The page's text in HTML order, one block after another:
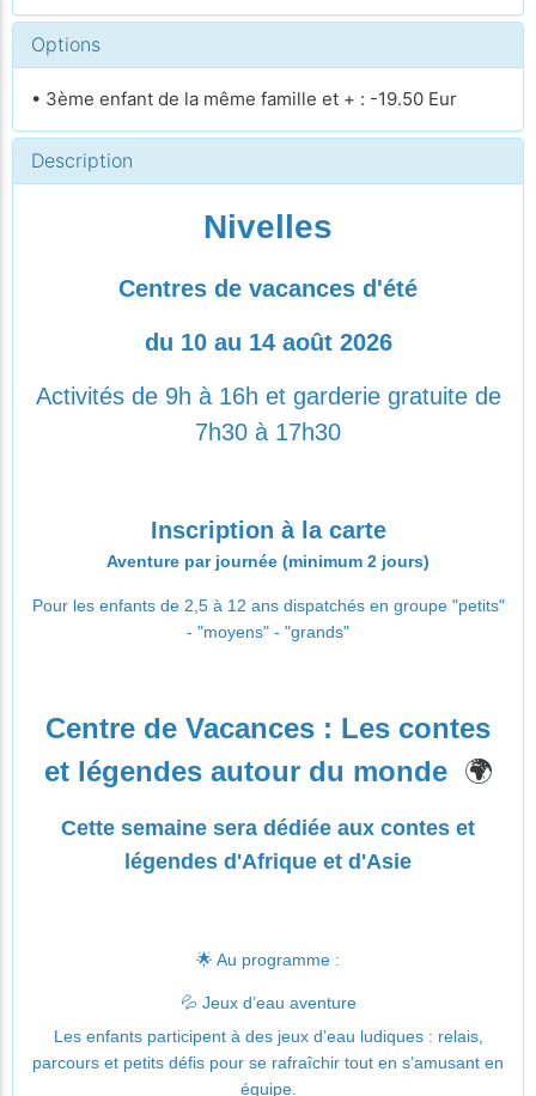
Options
• 3ème enfant de la même famille et + : -19.50 Eur
Description
Nivelles
Centres de vacances d'été
du 10 au 14 août 2026
Activités de 9h à 16h et garderie gratuite de
7h30 à 17h30
Inscription à la carte
Aventure par journée (minimum 2 jours)
Pour les enfants de 2,5 à 12 ans dispatchés en groupe "petits"
- "moyens" - "grands"
Centre de Vacances : Les contes
et légendes autour du monde 🌍
Cette semaine sera dédiée aux contes et
légendes d'Afrique et d'Asie
🌟 Au programme :
💦 Jeux d’eau aventure
Les enfants participent à des jeux d’eau ludiques : relais,
parcours et petits défis pour se rafraîchir tout en s’amusant en
équipe.